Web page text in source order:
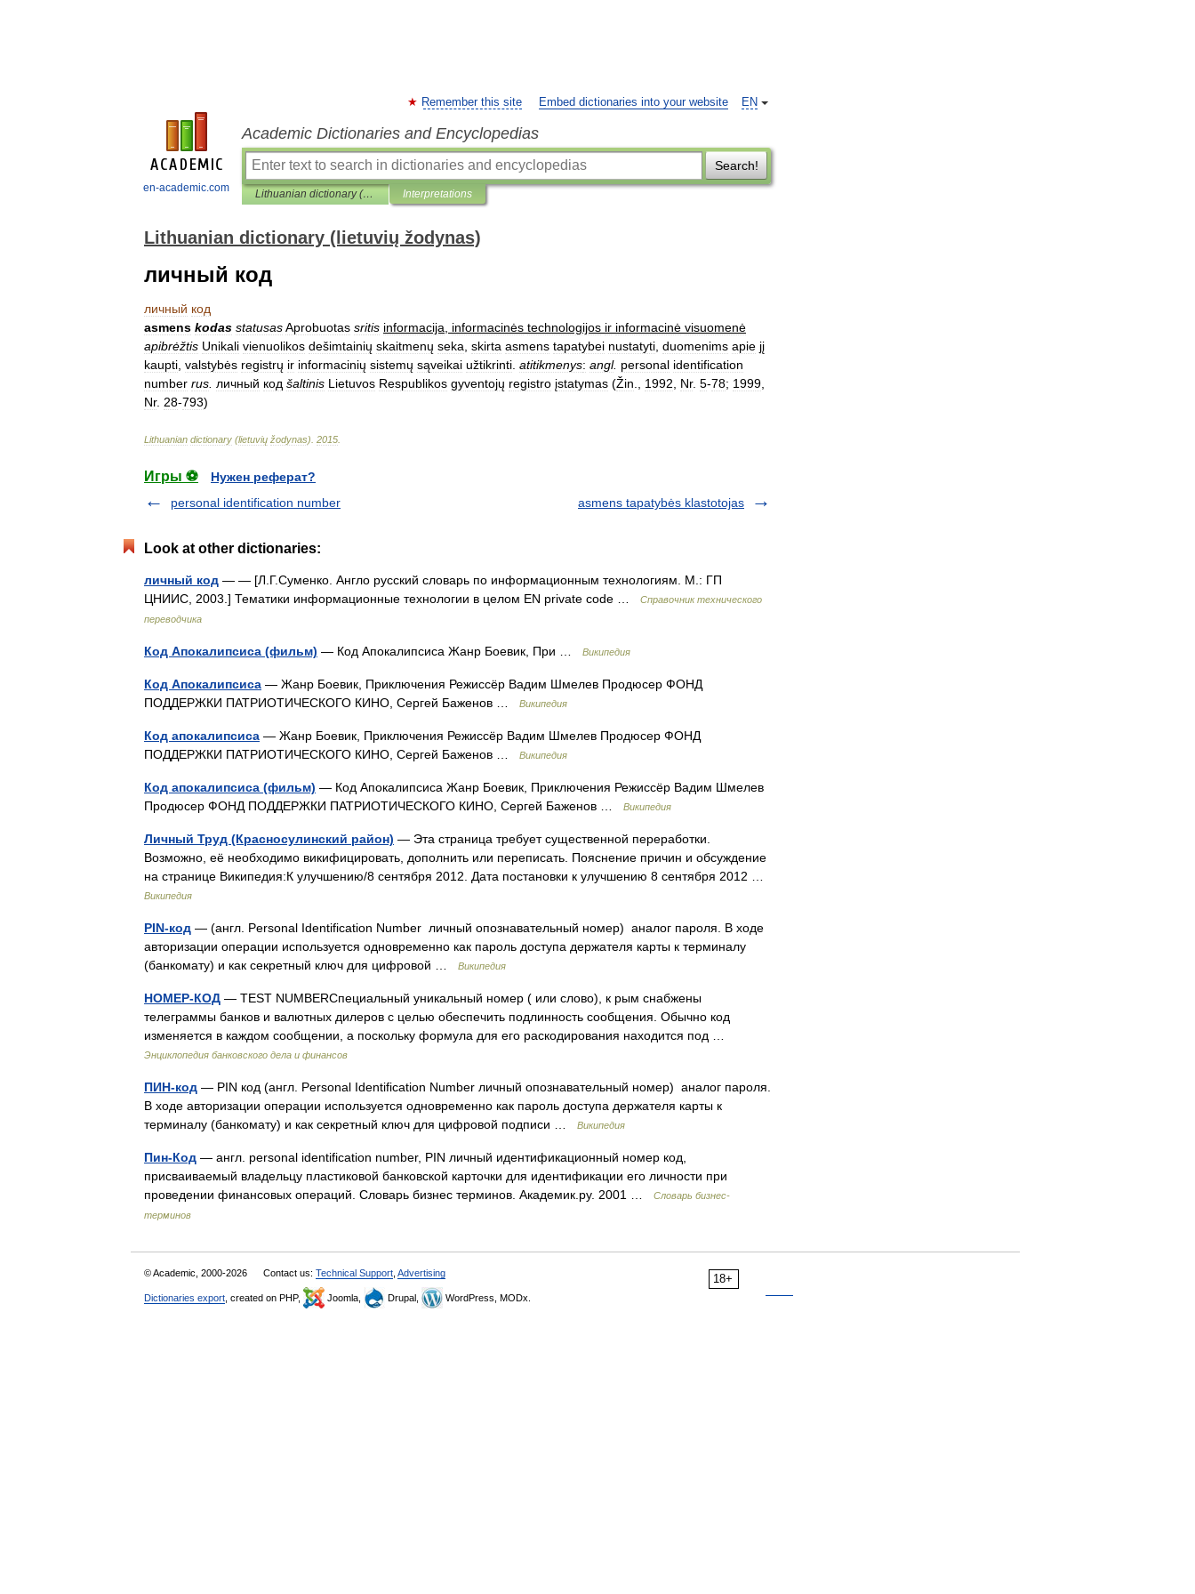
en-academic.com
EN
Remember this site Embed dictionaries into your website
Academic Dictionaries and Encyclopedias
Search!
Lithuanian dictionary (lietuvių žodynas) Interpretations
Lithuanian dictionary (lietuvių žodynas)
личный код
личный код
asmens kodas statusasAprobuotas sritis informacija informacinės technologijos ir informacinė visuomenė
apibrėžtis Unikali vienuolikos dešimtainių skaitmenų seka skirta asmens tapatybei nustatyti duomenims apie jį
kaupti valstybės registrų ir informacinių sistemų sąveikai užtikrinti atitikmenys: angl. personal identification
number rus личный код šaltinis Lietuvos Respublikos gyventojų registro įstatymas (Žin 1992 Nr. 5-78; 1999
Nr. 28-793)
Lithuanian dictionary (lietuvių žodynas) 2015
Игры ⚽
Нужен реферат?
personal identification number
asmens tapatybės klastotojas
Look at other dictionaries:
личный код — — [Л.Г.Суменко. Англо русский словарь по информационным технологиям. М.: ГП
ЦНИИС, 2003.] Тематики информационные технологии в целом EN private code …
Справочник технического
переводчика
Код Апокалипсиса (фильм) — Код Апокалипсиса Жанр Боевик, При … Википедия
Код Апокалипсиса — Жанр Боевик, Приключения Режиссёр Вадим Шмелев Продюсер ФОНД
ПОДДЕРЖКИ ПАТРИОТИЧЕСКОГО КИНО, Сергей Баженов …
Википедия
Код апокалипсиса — Жанр Боевик, Приключения Режиссёр Вадим Шмелев Продюсер ФОНД
ПОДДЕРЖКИ ПАТРИОТИЧЕСКОГО КИНО, Сергей Баженов …
Википедия
Код апокалипсиса (фильм) — Код Апокалипсиса Жанр Боевик, Приключения Режиссёр Вадим Шмелев
Продюсер ФОНД ПОДДЕРЖКИ ПАТРИОТИЧЕСКОГО КИНО, Сергей Баженов …
Википедия
Личный Труд (Красносулинский район) — Эта страница требует существенной переработки.
Возможно, её необходимо викифицировать, дополнить или переписать. Пояснение причин и обсуждение
на странице Википедия:К улучшению/8 сентября 2012. Дата постановки к улучшению 8 сентября 2012 …
Википедия
PIN-код — (англ. Personal Identification Number личный опознавательный номер) аналог пароля. В ходе
авторизации операции используется одновременно как пароль доступа держателя карты к терминалу
(банкомату) и как секретный ключ для цифровой …
Википедия
НОМЕР-КОД — TEST NUMBERСпециальный уникальный номер ( или слово), к рым снабжены
телеграммы банков и валютных дилеров с целью обеспечить подлинность сообщения. Обычно код
изменяется в каждом сообщении, а поскольку формула для его раскодирования находится под …
Энциклопедия банковского дела и финансов
ПИН-код — PIN код (англ. Personal Identification Number личный опознавательный номер) аналог пароля.
В ходе авторизации операции используется одновременно как пароль доступа держателя карты к
терминалу (банкомату) и как секретный ключ для цифровой подписи …
Википедия
Пин-Код — англ. personal identification number, PIN личный идентификационный номер код,
присваиваемый владельцу пластиковой банковской карточки для идентификации его личности при
проведении финансовых операций. Словарь бизнес терминов. Академик.ру. 2001 …
Словарь бизнес-
терминов
18+
© Academic, 2000-2026 Contact us: Technical Support Advertising
Dictionaries export , created on PHP, Joomla, Drupal, WordPress, MODx.